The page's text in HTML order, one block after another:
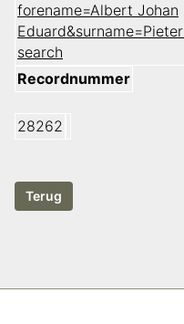
forename=Albert Johan
search
Recordnummer
28262